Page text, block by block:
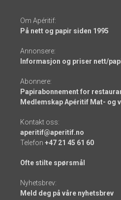
Om Apéritif:
På nett og papir siden 1995
Annonsere:
Informasjon og priser nett/
Abonnere:
Papirabonnement for
Medlemskap Apéritif Mat- og
Kontakt oss:
aperitif@aperitif.no
Telefon +47 21 45 61 60
Ofte stilte spørsmål
Nyhetsbrev:
Meld deg på våre nyhetsbrev